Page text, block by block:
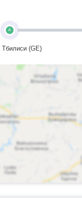
A
Тбилиси (GE)